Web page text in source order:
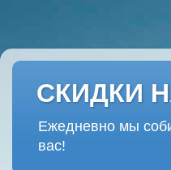
СКИДКИ
Ежедневно мы
вас!